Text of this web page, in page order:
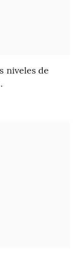
niveles de